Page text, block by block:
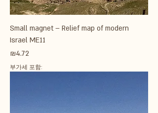
Small magnet – Relief map of modern
Israel ME11
가격
₪4.72
부가세 포함: